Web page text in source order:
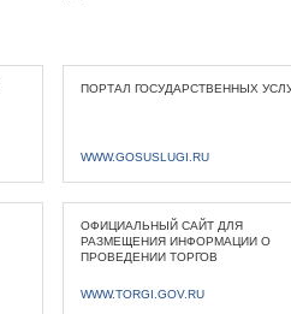
ПОРТАЛ ГОСУДАРСТВЕННЫХ
WWW.GOSUSLUGI.RU
ОФИЦИАЛЬНЫЙ САЙТ ДЛЯ
РАЗМЕЩЕНИЯ ИНФОРМАЦИИ О
ПРОВЕДЕНИИ ТОРГОВ
WWW.TORGI.GOV.RU